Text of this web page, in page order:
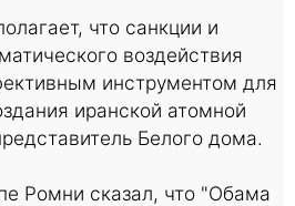
что санкции и
воздействия
инструментом для
иранской атомной
Белого дома.
Ромни сказал, что "Обама